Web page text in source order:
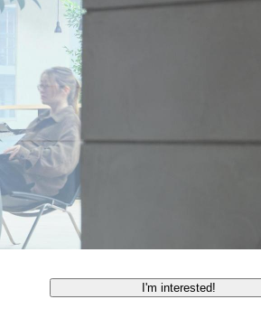
I'm interested!